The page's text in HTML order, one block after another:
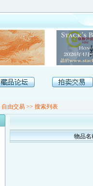
自由交易>> 搜索列表
物品名